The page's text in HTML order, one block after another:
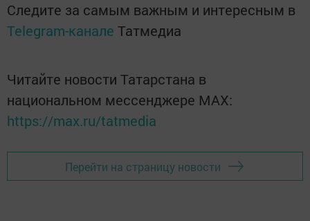
Следите за самым важным и интересным в
Telegram-канале Татмедиа
Читайте новости Татарстана в
национальном мессенджере MАХ:
https://max.ru/tatmedia
Перейти на страницу новости